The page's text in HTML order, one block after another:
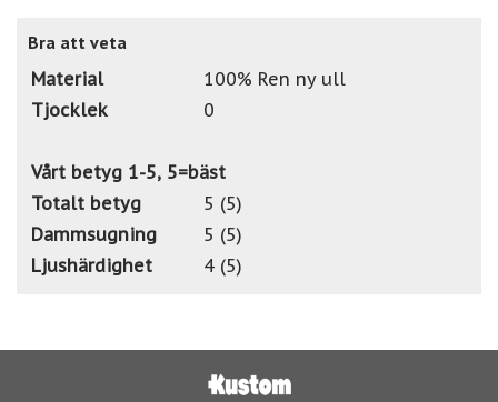
Bra att veta
Material
100% Ren ny ull
Tjocklek
0
Vårt betyg 1-5, 5=bäst
Totalt betyg
5 (5)
Dammsugning
5 (5)
Ljushärdighet
4 (5)